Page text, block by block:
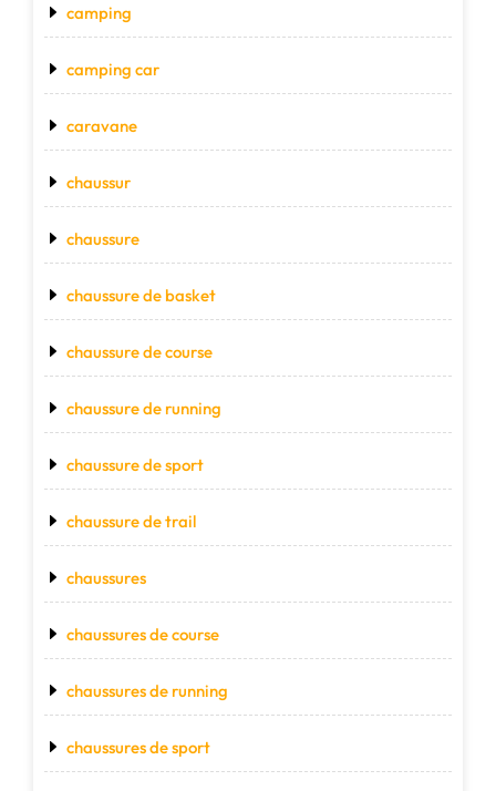
camping
camping car
caravane
chaussur
chaussure
chaussure de basket
chaussure de course
chaussure de running
chaussure de sport
chaussure de trail
chaussures
chaussures de course
chaussures de running
chaussures de sport